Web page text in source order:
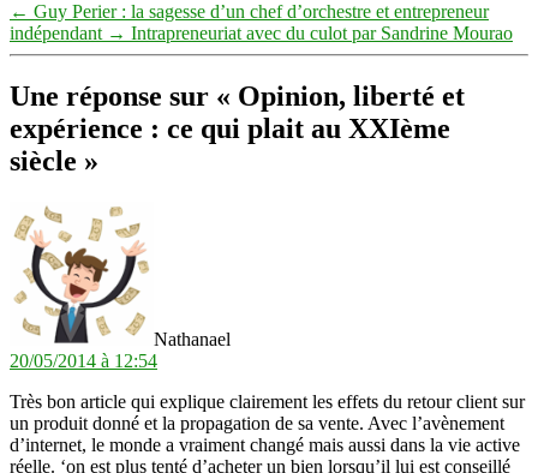
← Guy Perier : la sagesse d’un chef d’orchestre et entrepreneur
indépendant → Intrapreneuriat avec du culot par Sandrine Mourao
Une réponse sur « Opinion, liberté et
expérience : ce qui plait au XXIème
siècle »
Nathanael
20/05/2014 à 12:54
Très bon article qui explique clairement les effets du retour client sur
un produit donné et la propagation de sa vente. Avec l’avènement
d’internet, le monde a vraiment changé mais aussi dans la vie active
réelle. ‘on est plus tenté d’acheter un bien lorsqu’il lui est conseillé